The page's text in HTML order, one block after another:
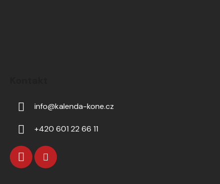
info@kalenda-kone.cz
+420 601 22 66 11